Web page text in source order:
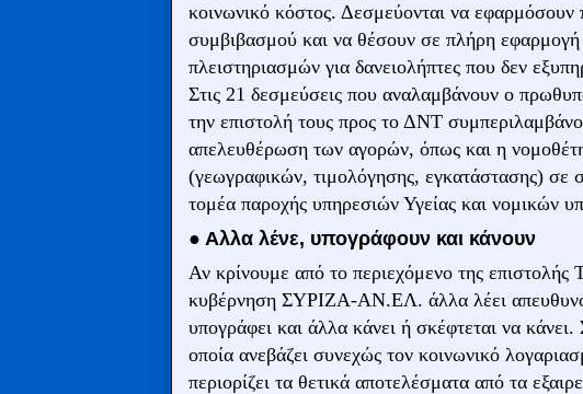
κοινωνικό κόστος. Δεσμεύονται να εφαρμόσουν
συμβιβασμού και να θέσουν σε πλήρη
πλειστηριασμών για δανειολήπτες που δεν
Στις 21 δεσμεύσεις που αναλαμβάνουν ο
την επιστολή τους προς το ΔΝΤ
απελευθέρωση των αγορών, όπως και η
(γεωγραφικών, τιμολόγησης, εγκατάστασης) σε
τομέα παροχής υπηρεσιών Υγείας και νομικών
● Αλλα λένε, υπογράφουν και κάνουν
Αν κρίνουμε από το περιεχόμενο της
κυβέρνηση ΣΥΡΙΖΑ-ΑΝ.ΕΛ. άλλα λέει
υπογράφει και άλλα κάνει ή σκέφτεται να κάνει.
οποία ανεβάζει συνεχώς τον κοινωνικό
περιορίζει τα θετικά αποτελέσματα από τα